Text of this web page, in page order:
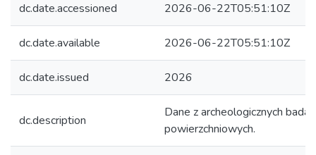
dc.date.accessioned 2026-06-22T05:51:10Z
dc.date.available 2026-06-22T05:51:10Z
dc.date.issued 2026
dc.description
Dane z archeologicznych badań
powierzchniowych.